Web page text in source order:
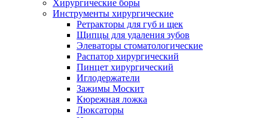
Хирургические боры
Инструменты хирургические
Ретракторы для губ и щек
Щипцы для удаления зубов
Элеваторы стоматологические
Распатор хирургический
Пинцет хирургический
Иглодержатели
Зажимы Москит
Кюрежная ложка
Люксаторы